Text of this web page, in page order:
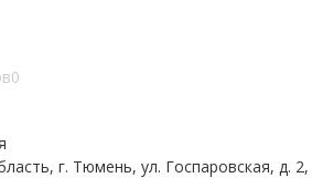
0
г. Тюмень, ул. Госпаровская, д. 2,